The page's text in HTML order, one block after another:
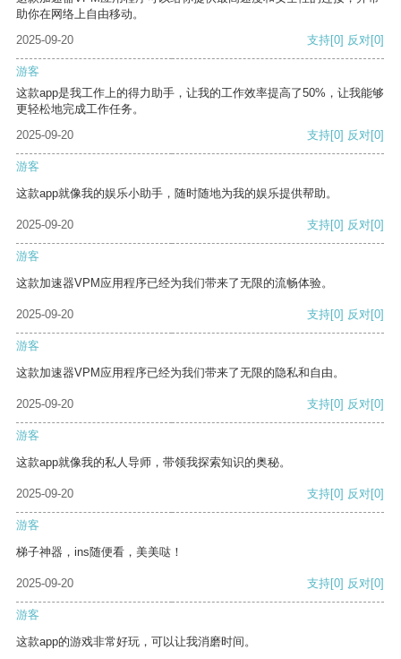
助你在网络上自由移动。
2025-09-20
支持[0] 反对[0]
游客
这款app是我工作上的得力助手，让我的工作效率提高了50%，让我能够
更轻松地完成工作任务。
2025-09-20
支持[0] 反对[0]
游客
这款app就像我的娱乐小助手，随时随地为我的娱乐提供帮助。
2025-09-20 支持[0] 反对[0]
游客
这款加速器VPM应用程序已经为我们带来了无限的流畅体验。
2025-09-20 支持[0] 反对[0]
游客
这款加速器VPM应用程序已经为我们带来了无限的隐私和自由。
2025-09-20 支持[0] 反对[0]
游客
这款app就像我的私人导师，带领我探索知识的奥秘。
2025-09-20 支持[0] 反对[0]
游客
梯子神器，ins随便看，美美哒！
2025-09-20 支持[0] 反对[0]
游客
这款app的游戏非常好玩，可以让我消磨时间。